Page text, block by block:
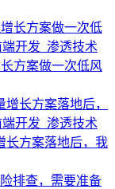
方案做一次低风
长方案落地后，我